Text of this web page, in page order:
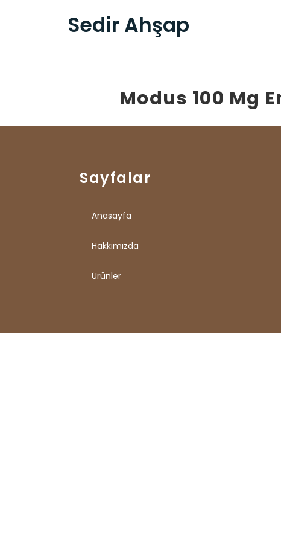
Sedir Ahşap
Modus 100 Mg
Sayfalar
Anasayfa
Hakkımızda
Ürünler